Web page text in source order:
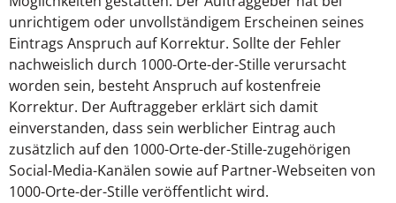
unrichtigem oder unvollständigem Erscheinen seines
Eintrags Anspruch auf Korrektur. Sollte der Fehler
nachweislich durch 1000-Orte-der-Stille verursacht
worden sein, besteht Anspruch auf kostenfreie
Korrektur. Der Auftraggeber erklärt sich damit
einverstanden, dass sein werblicher Eintrag auch
zusätzlich auf den 1000-Orte-der-Stille-zugehörigen
Social-Media-Kanälen sowie auf Partner-Webseiten von
1000-Orte-der-Stille veröffentlicht wird.